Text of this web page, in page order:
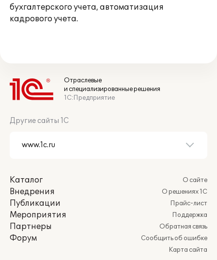
бухгалтерского учета, автоматизация
кадрового учета.
Отраслевые
и специализированные решения
1С:Предприятие
Другие сайты 1С
Каталог
Внедрения
Публикации
Мероприятия
Партнеры
Форум
О сайте
О решениях 1С
Прайс-лист
Поддержка
Обратная связь
Сообщить об ошибке
Карта сайта